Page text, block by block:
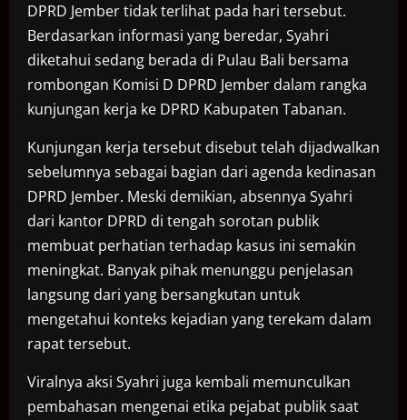
DPRD Jember tidak terlihat pada hari tersebut.
Berdasarkan informasi yang beredar, Syahri
diketahui sedang berada di Pulau Bali bersama
rombongan Komisi D DPRD Jember dalam rangka
kunjungan kerja ke DPRD Kabupaten Tabanan.
Kunjungan kerja tersebut disebut telah dijadwalkan
sebelumnya sebagai bagian dari agenda kedinasan
DPRD Jember. Meski demikian, absennya Syahri
dari kantor DPRD di tengah sorotan publik
membuat perhatian terhadap kasus ini semakin
meningkat. Banyak pihak menunggu penjelasan
langsung dari yang bersangkutan untuk
mengetahui konteks kejadian yang terekam dalam
rapat tersebut.
Viralnya aksi Syahri juga kembali memunculkan
pembahasan mengenai etika pejabat publik saat